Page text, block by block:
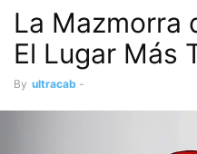
La Mazmorra
El Lugar Más
By ultracab -